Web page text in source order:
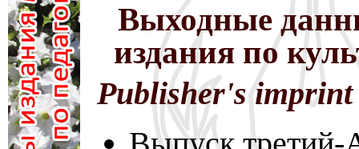
Выходные
издания по
Publisher's imprint